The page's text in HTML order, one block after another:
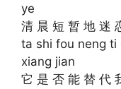
ye
清 晨 短 暂 地 迷
ta shi fou neng ti
xiang jian
它 是 否 能 替 代